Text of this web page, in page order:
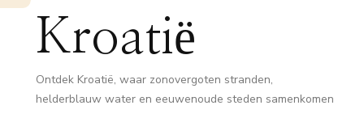
Kroatië
Ontdek Kroatië, waar zonovergoten stranden,
helderblauw water en eeuwenoude steden samenkomen